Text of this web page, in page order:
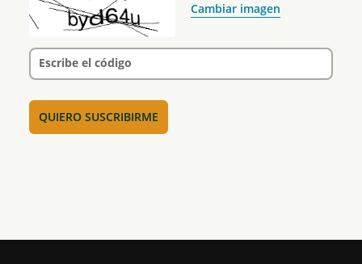
Cambiar imagen
Escribe el código